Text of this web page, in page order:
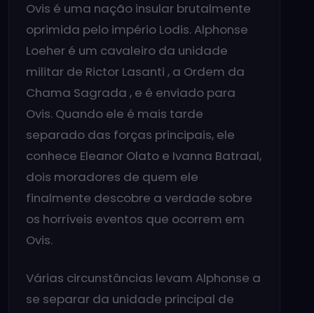
Ovis é uma nação insular brutalmente
oprimida pelo império Lodis. Alphonse
Loeher é um cavaleiro da unidade
militar de Rictor Lasanti , a Ordem da
Chama Sagrada , e é enviado para
Ovis. Quando ele é mais tarde
separado das forças principais, ele
conhece Eleanor Olato e Ivanna Batraal,
dois moradores de quem ele
finalmente descobre a verdade sobre
os horríveis eventos que ocorrem em
Ovis.
Várias circunstâncias levam Alphonse a
se separar da unidade principal de